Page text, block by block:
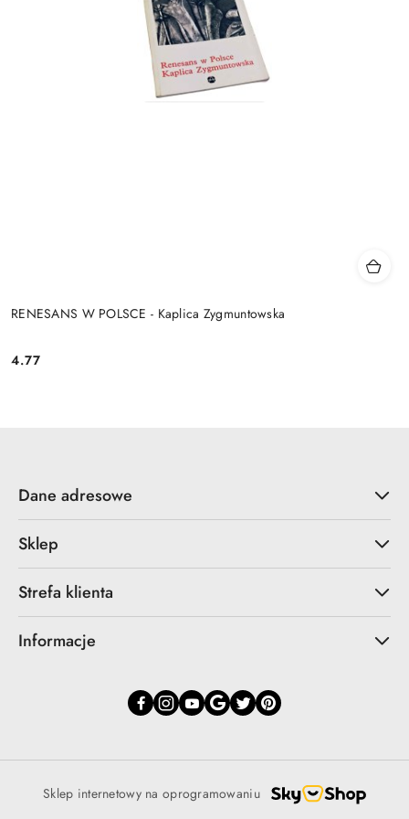
RENESANS W POLSCE - Kaplica Zygmuntowska
Cena:
4.77
Dane adresowe
Sklep
Strefa klienta
Informacje
Sklep internetowy na oprogramowaniu